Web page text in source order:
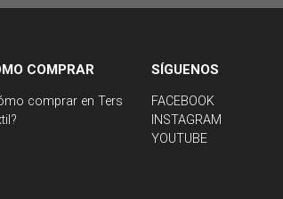
COMPRAR
comprar en Ters
SÍGUENOS
FACEBOOK
INSTAGRAM
YOUTUBE